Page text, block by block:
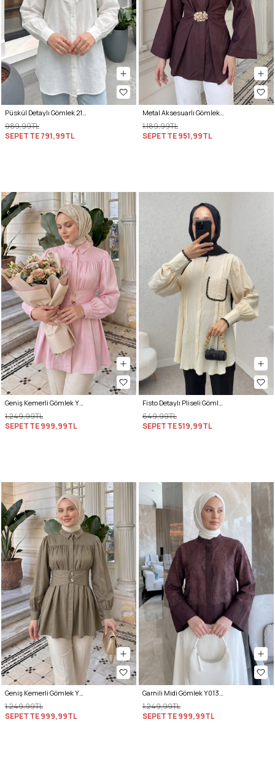
Püskül Detaylı Gömlek 2109 - BEYAZ
989,99TL
SEPETTE791,99TL
Metal Aksesuarlı Gömlek Y0142 - MÜRDÜM
1.189,99TL
SEPETTE951,99TL
Geniş Kemerli Gömlek Y0134 - PEMBE
1.249,99TL
SEPETTE999,99TL
Fisto Detaylı Pliseli Gömlek 2205 - KREM
649,99TL
SEPETTE519,99TL
Geniş Kemerli Gömlek Y0134 - AÇIK HAKİ
1.249,99TL
SEPETTE999,99TL
Garnili Midi Gömlek Y0138 - MÜRDÜM
1.249,99TL
SEPETTE999,99TL